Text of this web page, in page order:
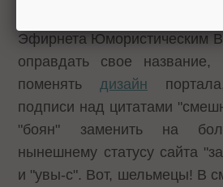
Эфирнета Юмористическим
оправдать свое название,
поменять дизайн
подписи над цитатами
"боян" заменить на
нынешнему статусу сайта
и "увы-с". Вот, шельмецы! В